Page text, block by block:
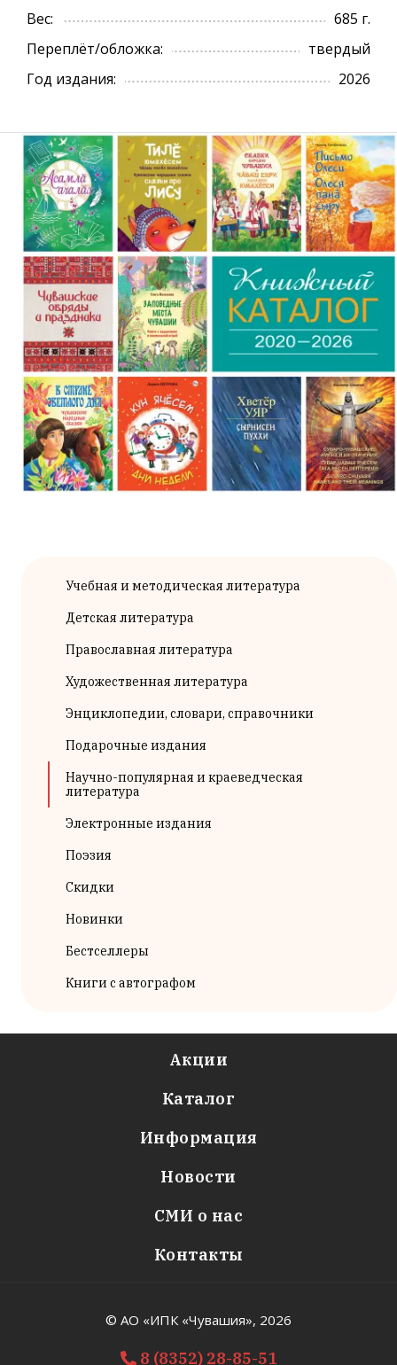
Вес:
685 г.
Переплёт/обложка:
твердый
Год издания:
2026
Учебная и методическая литература
Детская литература
Православная литература
Художественная литература
Энциклопедии, словари, справочники
Подарочные издания
Научно-популярная и краеведческая
литература
Электронные издания
Поэзия
Скидки
Новинки
Бестселлеры
Книги с автографом
Акции
Каталог
Информация
Новости
СМИ о нас
Контакты
© АО «ИПК «Чувашия», 2026
8 (8352) 28-85-51